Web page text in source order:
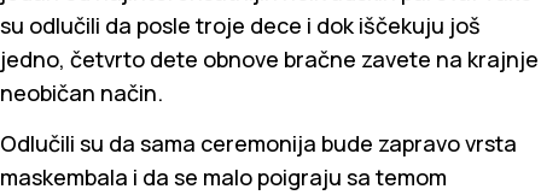
su odlučili da posle troje dece i dok iščekuju još
jedno, četvrto dete obnove bračne zavete na krajnje
neobičan način.
Odlučili su da sama ceremonija bude zapravo vrsta
maskembala i da se malo poigraju sa temom